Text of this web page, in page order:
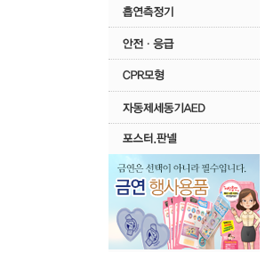
[최신형]평가제도의측..
55,000원